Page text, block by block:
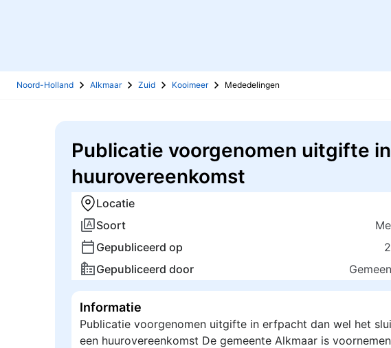
Noord-Holland Alkmaar Zuid Kooimeer Mededelingen
Publicatie voorgenomen uitgifte
huurovereenkomst
Locatie
Soort
Gepubliceerd op
Gepubliceerd door
Informatie
Publicatie voorgenomen uitgifte in erfpacht dan wel het
een huurovereenkomst De gemeente Alkmaar is